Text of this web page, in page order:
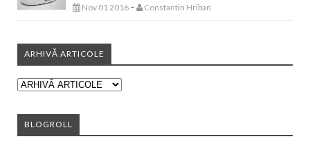
Nov 01 2016 - Constantin Hriban
ARHIVĂ ARTICOLE
BLOGROLL